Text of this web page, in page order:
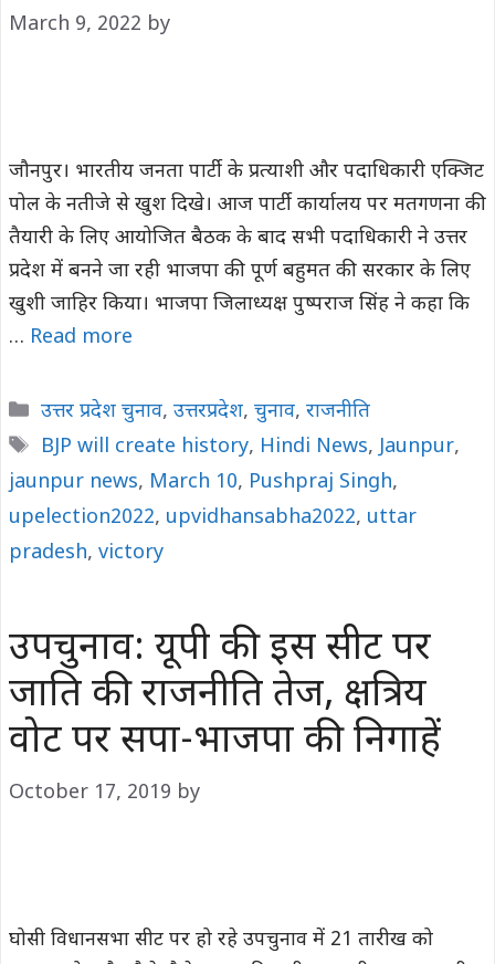
March 9, 2022 by
जौनपुर। भारतीय जनता पार्टी के प्रत्याशी और पदाधिकारी एक्जिट
पोल के नतीजे से खुश दिखे। आज पार्टी कार्यालय पर मतगणना की
तैयारी के लिए आयोजित बैठक के बाद सभी पदाधिकारी ने उत्तर
प्रदेश में बनने जा रही भाजपा की पूर्ण बहुमत की सरकार के लिए
खुशी जाहिर किया। भाजपा जिलाध्यक्ष पुष्पराज सिंह ने कहा कि
… Read more
Categories
उत्तर प्रदेश चुनाव, उत्तरप्रदेश, चुनाव, राजनीति
Tags
BJP will create history, Hindi News,Jaunpur,
jaunpur news, March 10, Pushpraj Singh,
upelection2022, upvidhansabha2022, uttar
pradesh, victory
उपचुनाव: यूपी की इस सीट पर
जाति की राजनीति तेज, क्षत्रिय
वोट पर सपा-भाजपा की निगाहें
October 17, 2019 by
घोसी विधानसभा सीट पर हो रहे उपचुनाव में 21 तारीख को